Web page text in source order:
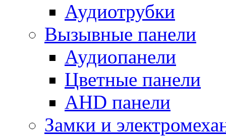
Аудиотрубки
Вызывные панели
Аудиопанели
Цветные панели
AHD панели
Замки и